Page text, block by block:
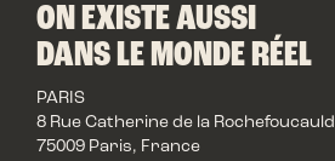
ON EXISTE AUSSI
DANS LE MONDE RÉEL
PARIS
8 Rue Catherine de la Rochefoucauld
75009 Paris, France